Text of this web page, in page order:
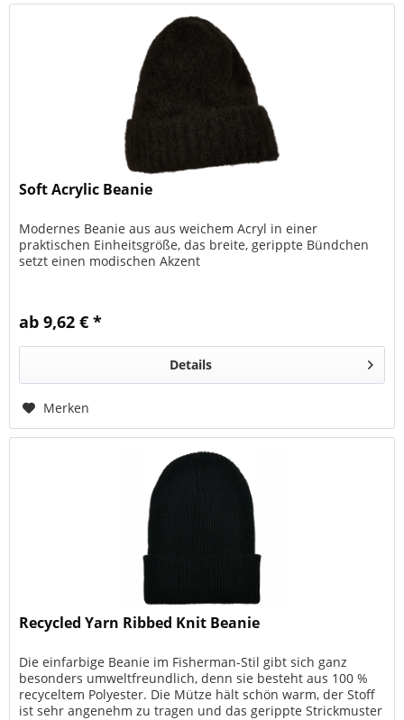
Soft Acrylic Beanie
Modernes Beanie aus aus weichem Acryl in einer
praktischen Einheitsgröße, das breite, gerippte Bündchen
setzt einen modischen Akzent
ab 9,62 € *
Details
Merken
Recycled Yarn Ribbed Knit Beanie
Die einfarbige Beanie im Fisherman-Stil gibt sich ganz
besonders umweltfreundlich, denn sie besteht aus 100 %
recyceltem Polyester. Die Mütze hält schön warm, der Stoff
ist sehr angenehm zu tragen und das gerippte Strickmuster